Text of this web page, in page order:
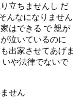
立ちませんし だ
んなになりません
はできる で 親が
泣いているのに
出家させてあげま
や法律でないで
せん